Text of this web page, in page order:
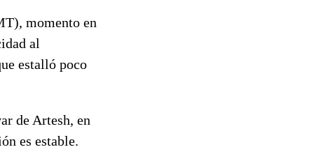
momento en
al
estalló poco
de Artesh, en
es estable.